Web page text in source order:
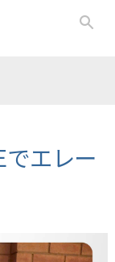
エレー